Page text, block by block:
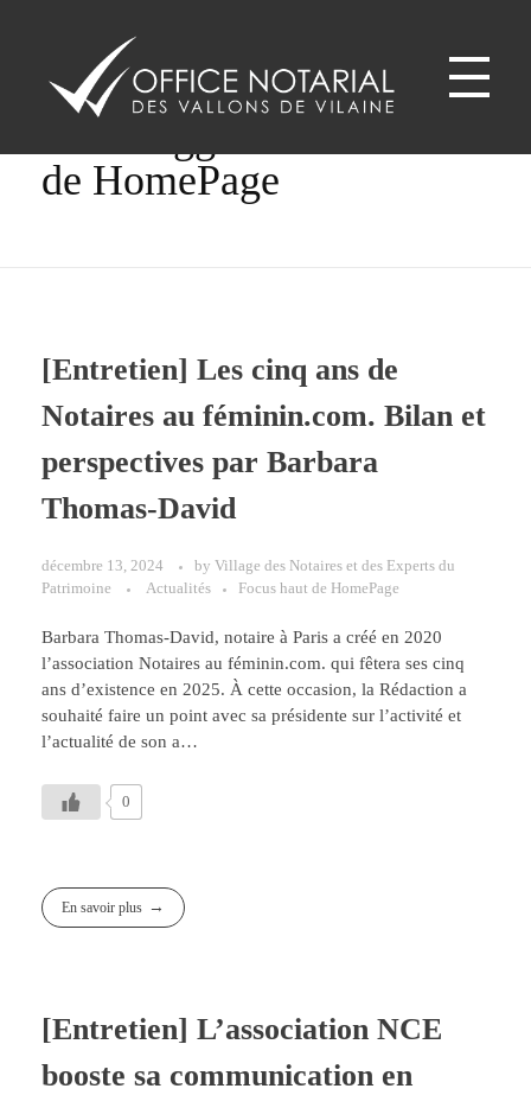
Office notariale des Vallons de Vilaine
ONVV - Notaires à GUICHEN Notaires GOVEN
Focus haut de HomePage
de HomePage
[Entretien] Les cinq ans de
Notaires au féminin.com. Bilan et
perspectives par Barbara
Thomas-David
décembre 13, 2024 by Village des Notaires et des Experts du
Patrimoine
Actualités Focus haut de HomePage
Barbara Thomas-David, notaire à Paris a créé en 2020
l’association Notaires au féminin.com. qui fêtera ses cinq
ans d’existence en 2025. À cette occasion, la Rédaction a
souhaité faire un point avec sa présidente sur l’activité et
l’actualité de son a…
0
En savoir plus
[Entretien] L’association NCE
booste sa communication en